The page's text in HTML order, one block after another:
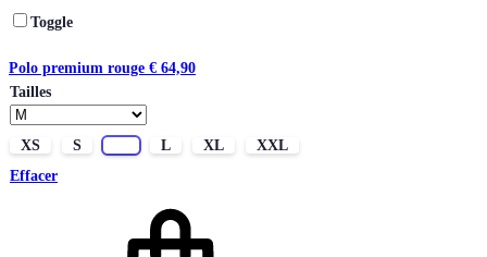
Toggle
Polo premium rouge € 64,90
Tailles
XS S L XL
XXL
Effacer